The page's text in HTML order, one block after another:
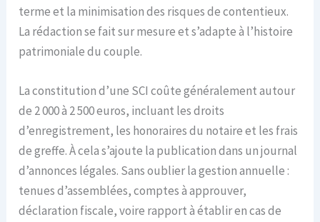
terme et la minimisation des risques de contentieux.
La rédaction se fait sur mesure et s’adapte à l’histoire
patrimoniale du couple.
La constitution d’une SCI coûte généralement autour
de 2 000 à 2 500 euros, incluant les droits
d’enregistrement, les honoraires du notaire et les frais
de greffe. À cela s’ajoute la publication dans un journal
d’annonces légales. Sans oublier la gestion annuelle :
tenues d’assemblées, comptes à approuver,
déclaration fiscale, voire rapport à établir en cas de